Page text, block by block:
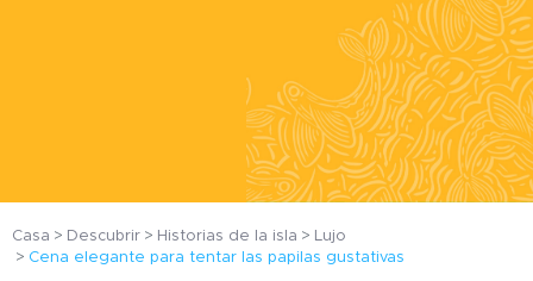
Casa Descubrir Historias de la isla
Lujo
Cena elegante para tentar las papilas gustativas